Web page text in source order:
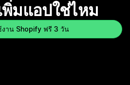
พิ่มแอปใช่ไหม
งาน Shopify ฟรี 3 วัน